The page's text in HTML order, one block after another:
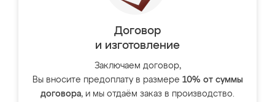
Договор
и изготовление
Заключаем договор,
Вы вносите предоплату в размере 10% от суммы
договора, и мы отдаём заказ в производство.